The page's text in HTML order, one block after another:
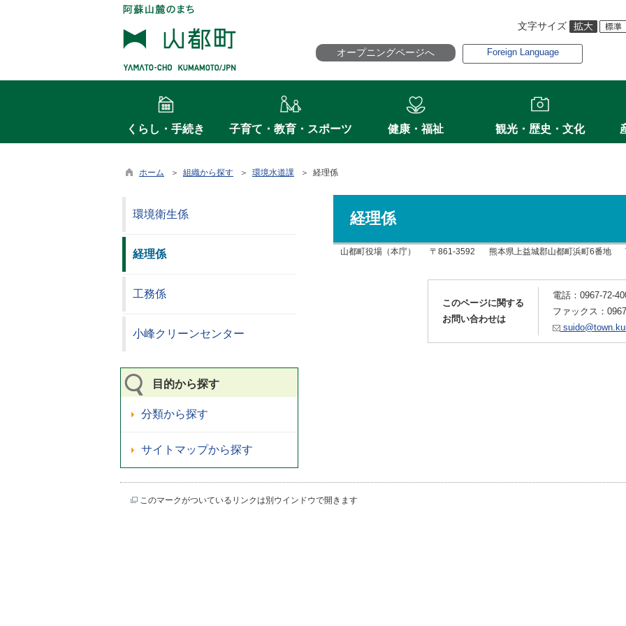
文字サイズ
オープニングページへ Foreign Language
くらし・手続き 子育て・教育・スポーツ 健康・福祉 観光・歴史・文化
ホーム ＞ 組織から探す ＞ 環境水道課 ＞ 経理係
経理係
山都町役場（本庁） 〒861-3592 熊本県上益城郡山都町浜町6番地
このページに関する
お問い合わせは
電話：0967-72-
ファックス：
環境衛生係
経理係
工務係
小峰クリーンセンター
目的から探す
分類から探す
サイトマップから探す
このマークがついているリンクは別ウインドウで開きます